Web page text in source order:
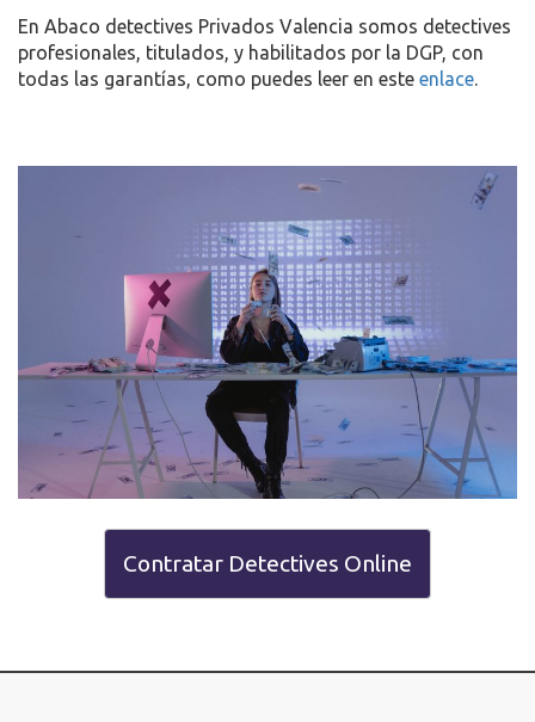
En Abaco detectives Privados Valencia somos detectives
profesionales, titulados, y habilitados por la DGP, con
todas las garantías, como puedes leer en este enlace.
Contratar Detectives Online